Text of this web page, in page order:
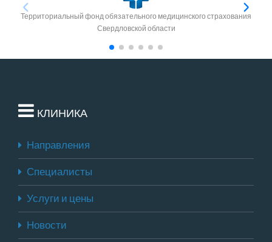
Территориальный фонд обязательного медицинского страхования
Свердловской области
КЛИНИКА
Направления
Специалисты
Услуги и цены
Новости